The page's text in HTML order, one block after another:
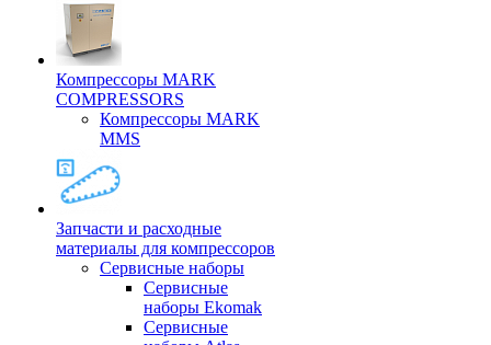
Компрессоры MARK
COMPRESSORS
Компрессоры MARK
MMS
Запчасти и расходные
материалы для компрессоров
Cервисные наборы
Сервисные
наборы Ekomak
Cервисные